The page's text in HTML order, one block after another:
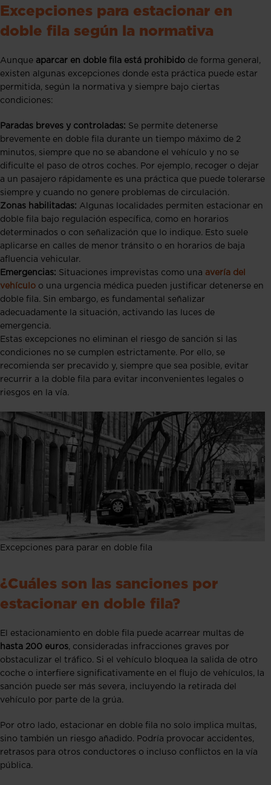
Excepciones para estacionar en
doble fila según la normativa
Aunque aparcar en doble fila está prohibido de forma general,
existen algunas excepciones donde esta práctica puede estar
permitida, según la normativa y siempre bajo ciertas
condiciones:
Paradas breves y controladas: Se permite detenerse
brevemente en doble fila durante un tiempo máximo de 2
minutos, siempre que no se abandone el vehículo y no se
dificulte el paso de otros coches. Por ejemplo, recoger o dejar
a un pasajero rápidamente es una práctica que puede tolerarse
siempre y cuando no genere problemas de circulación.
Zonas habilitadas: Algunas localidades permiten estacionar en
doble fila bajo regulación específica, como en horarios
determinados o con señalización que lo indique. Esto suele
aplicarse en calles de menor tránsito o en horarios de baja
afluencia vehicular.
Emergencias: Situaciones imprevistas como una avería del
vehículo o una urgencia médica pueden justificar detenerse en
doble fila. Sin embargo, es fundamental señalizar
adecuadamente la situación, activando las luces de
emergencia.
Estas excepciones no eliminan el riesgo de sanción si las
condiciones no se cumplen estrictamente. Por ello, se
recomienda ser precavido y, siempre que sea posible, evitar
recurrir a la doble fila para evitar inconvenientes legales o
riesgos en la vía.
Excepciones para parar en doble fila
¿Cuáles son las sanciones por
estacionar en doble fila?
El estacionamiento en doble fila puede acarrear multas de
hasta 200 euros, consideradas infracciones graves por
obstaculizar el tráfico. Si el vehículo bloquea la salida de otro
coche o interfiere significativamente en el flujo de vehículos, la
sanción puede ser más severa, incluyendo la retirada del
vehículo por parte de la grúa.
Por otro lado, estacionar en doble fila no solo implica multas,
sino también un riesgo añadido. Podría provocar accidentes,
retrasos para otros conductores o incluso conflictos en la vía
pública.